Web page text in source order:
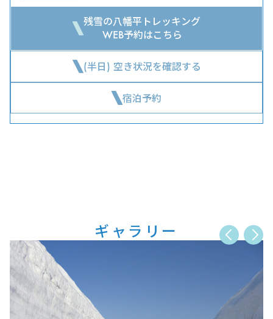
残雪の八幡平トレッキング
WEB予約はこちら
(半日) 空き状況を確認する
宿泊予約
ギャラリー